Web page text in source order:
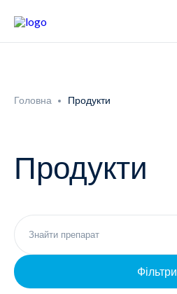
Новини
Неврологія
Фармаконагляд
Кар'єра
Головна Продукти
Продукти
Фільтри